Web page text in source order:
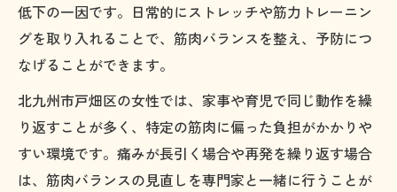
低下の一因です。日常的にストレッチや筋力トレーニン
グを取り入れることで、筋肉バランスを整え、予防につ
なげることができます。
北九州市戸畑区の女性では、家事や育児で同じ動作を繰
り返すことが多く、特定の筋肉に偏った負担がかかりや
すい環境です。痛みが長引く場合や再発を繰り返す場合
は、筋肉バランスの見直しを専門家と一緒に行うことが